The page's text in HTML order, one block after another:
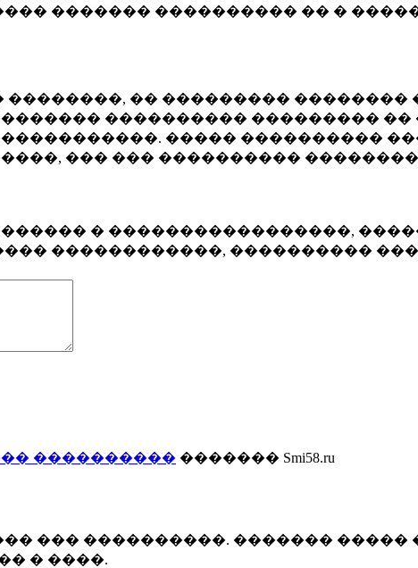
������� ���������� �� �
�� ��������� ��������
���������� ��������� ��
����� ����������
��� ��� ����������
� �����������������,
������������, ����������
���������� ������� Smi58.ru
��� ����������. �������
� ����.